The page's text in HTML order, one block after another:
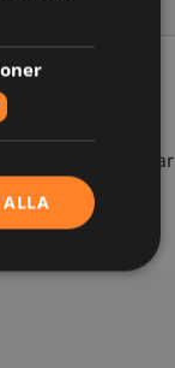
Dammodellen har
ALLA